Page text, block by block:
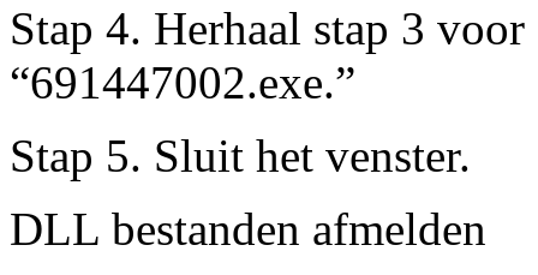
Stap 4. Herhaal stap 3
“691447002.exe.”
Stap 5. Sluit het venster.
DLL bestanden afmelden